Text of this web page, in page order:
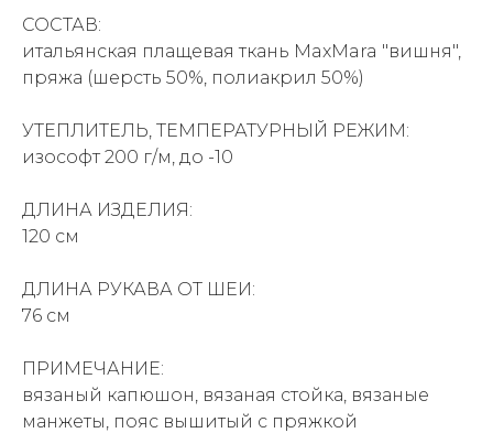
СОСТАВ:
итальянская плащевая ткань MaxMara "вишня",
пряжа (шерсть 50%, полиакрил 50%)
УТЕПЛИТЕЛЬ, ТЕМПЕРАТУРНЫЙ РЕЖИМ:
изософт 200 г/м, до -10
ДЛИНА ИЗДЕЛИЯ:
120 см
ДЛИНА РУКАВА ОТ ШЕИ:
76 см
ПРИМЕЧАНИЕ:
вязаный капюшон, вязаная стойка, вязаные
манжеты, пояс вышитый с пряжкой